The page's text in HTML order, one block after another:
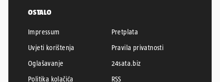
OSTALO
Impressum
Pretplata
Uvjeti korištenja
Pravila privatnosti
Oglašavanje
24sata.biz
Politika kolačića
RSS